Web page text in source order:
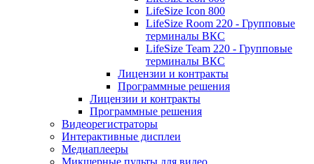
LifeSize Icon 800
LifeSize Room 220 - Групповые
терминалы ВКС
LifeSize Team 220 - Групповые
терминалы ВКС
Лицензии и контракты
Программные решения
Лицензии и контракты
Программные решения
Видеорегистраторы
Интерактивные дисплеи
Медиаплееры
Микшерные пульты для видео